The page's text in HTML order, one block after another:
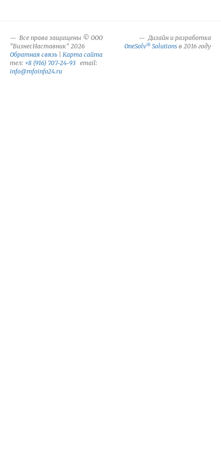
Все права защищены © ООО
"БизнесНаставник" 2026
Обратная связь
Карта сайта
тел: +8 (916) 707-24-93 email:
info@mfoinfo24.ru
Дизайн и разработка
OneSolv® Solutions в 2016 году